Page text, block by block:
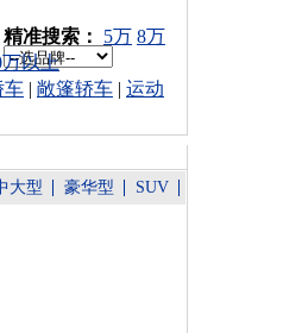
车型搜索：
精准搜索： 5万 8万
万以上
车 | 敞篷轿车 | 运动
大型 豪华型 SUV